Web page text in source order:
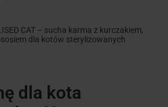
CAT – sucha karma z kurczakiem,
dla kotów sterylizowanych
dla kota